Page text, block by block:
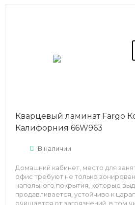
Кварцевый ламинат Fargo
Калифорния 66W963
В наличии
Домашний кабинет, место для
офис требуют не только
напольного покрытия, которые
продавливается, устойчиво к
очищается от загрязнений, в том